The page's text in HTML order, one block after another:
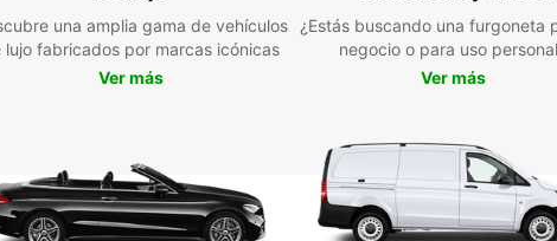
por
web,
para
tu
una amplia gama de vehículos
lujo fabricados por marcas icónicas
Ver más
¿Estás buscando una furgoneta
negocio o para uso
Ver más